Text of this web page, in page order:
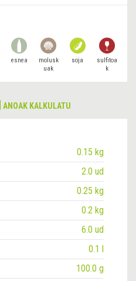
esnea
molusk
uak
soja
sulfitoa
k
ANOAK KALKULATU
0.15 kg
2.0 ud
0.25 kg
0.2 kg
6.0 ud
0.1 l
100.0 g